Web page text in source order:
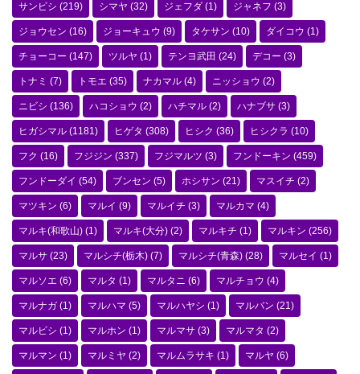
サンビシ (219) シマヤ (32) ジェフダ (1) ジャネフ (3)
ジョウセン (16) ジョーキュウ (9) タケサン (10) ダイコウ (1)
チョーコー (147) ツルヤ (1) テンヨ武田 (24) デコー (3)
トナミ (7) トモエ (35) ナカマル (4) ニッショウ (2)
ニビシ (136) ハコショウ (2) ハチマル (2) ハナブサ (3)
ヒガシマル (1181) ヒゲタ (308) ヒシク (36) ヒシクラ (10)
フク (16) フジジン (337) フジマルツ (3) フンドーキン (459)
フンドーダイ (54) ブンセン (5) ホシサン (21) マスイチ (2)
マツキン (6) マルイ (9) マルイチ (3) マルカマ (4)
マルキ(和歌山) (1) マルキ(大分) (2) マルキチ (1) マルキン (256)
マルサ (23) マルシチ(栃木) (7) マルシチ(青森) (28) マルセイ (1)
マルソエ (6) マルタ (1) マルタニ (6) マルチョウ (4)
マルナガ (1) マルハマ (5) マルハヤシ (1) マルバン (21)
マルビシ (1) マルホン (1) マルマサ (3) マルマタ (2)
マルマン (1) マルミヤ (2) マルムラサキ (1) マルヤ (6)